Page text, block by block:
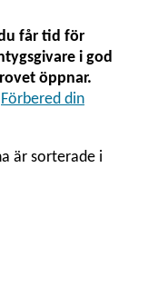
får tid för
i god
öppnar.
Förbered din
är sorterade i